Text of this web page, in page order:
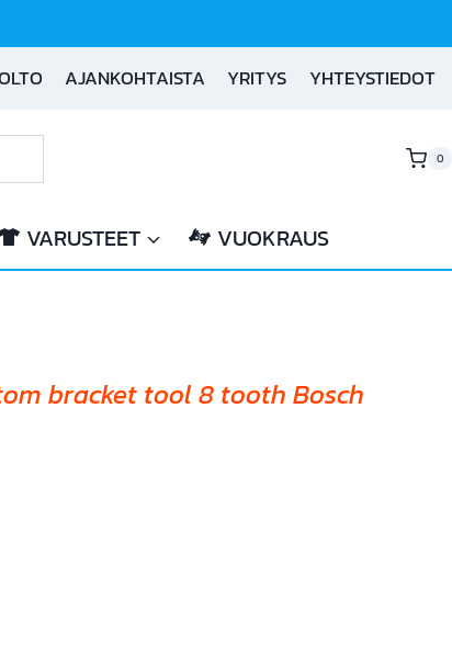
AJANKOHTAISTA YRITYS YHTEYSTIEDOT
0
VARUSTEET VUOKRAUS
bracket tool 8 tooth Bosch